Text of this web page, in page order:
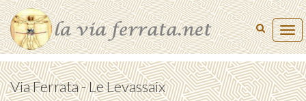
Via Ferrata - Le Levassaix